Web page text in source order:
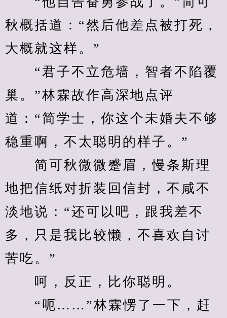
秋概括道：“然后他差点被打死，
大概就这样。”
“君子不立危墙，智者不陷覆
巢。”林霖故作高深地点评
道：“简学士，你这个未婚夫不够
稳重啊，不太聪明的样子。”
简可秋微微蹙眉，慢条斯理
地把信纸对折装回信封，不咸不
淡地说：“还可以吧，跟我差不
多，只是我比较懒，不喜欢自讨
苦吃。”
呵，反正，比你聪明。
“呃……”林霖愣了一下，赶